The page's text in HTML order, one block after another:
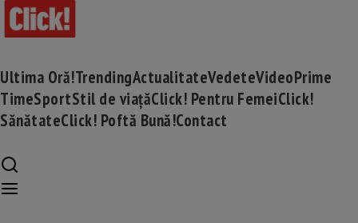
Ultima Oră!TrendingActualitateVedeteVideoPrime
TimeSportStil de viațăClick! Pentru FemeiClick!
SănătateClick! Poftă Bună!Contact